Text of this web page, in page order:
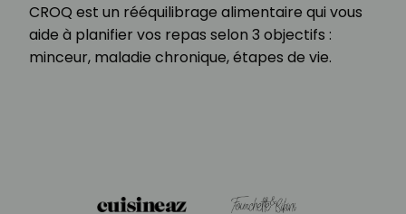
CROQ est un rééquilibrage alimentaire qui vous
aide à planifier vos repas selon 3 objectifs :
minceur, maladie chronique, étapes de vie.